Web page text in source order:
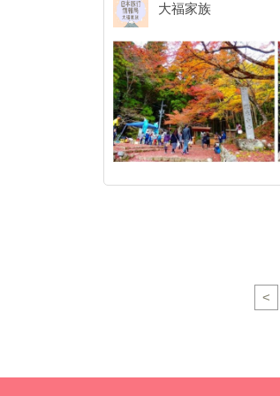
大福家族
<